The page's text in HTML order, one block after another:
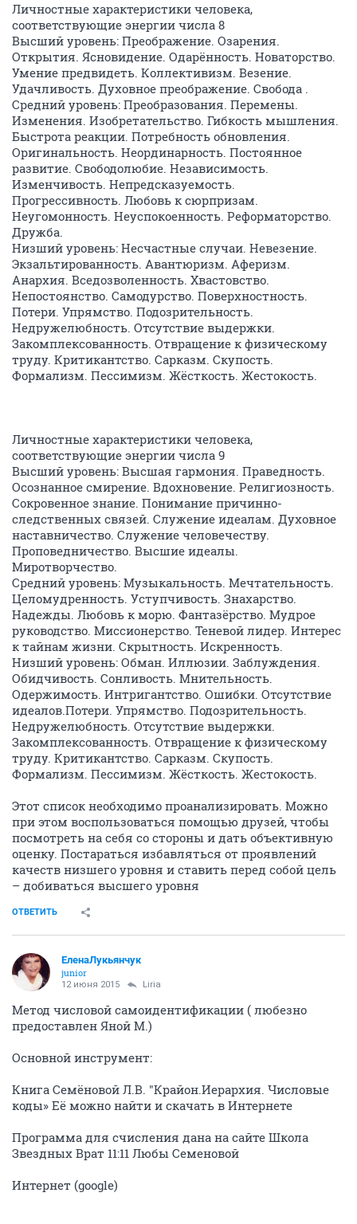
Личностные характеристики человека,
соответствующие энергии числа 8
Высший уровень: Преображение. Озарения.
Открытия. Ясновидение. Одарённость. Новаторство.
Умение предвидеть. Коллективизм. Везение.
Удачливость. Духовное преображение. Свобода .
Средний уровень: Преобразования. Перемены.
Изменения. Изобретательство. Гибкость мышления.
Быстрота реакции. Потребность обновления.
Оригинальность. Неординарность. Постоянное
развитие. Свободолюбие. Независимость.
Изменчивость. Непредсказуемость.
Прогрессивность. Любовь к сюрпризам.
Неугомонность. Неуспокоенность. Реформаторство.
Дружба.
Низший уровень: Несчастные случаи. Невезение.
Экзальтированность. Авантюризм. Аферизм.
Анархия. Вседозволенность. Хвастовство.
Непостоянство. Самодурство. Поверхностность.
Потери. Упрямство. Подозрительность.
Недружелюбность. Отсутствие выдержки.
Закомплексованность. Отвращение к физическому
труду. Критикантство. Сарказм. Скупость.
Формализм. Пессимизм. Жёсткость. Жестокость.
Личностные характеристики человека,
соответствующие энергии числа 9
Высший уровень: Высшая гармония. Праведность.
Осознанное смирение. Вдохновение. Религиозность.
Сокровенное знание. Понимание причинно-
следственных связей. Служение идеалам. Духовное
наставничество. Служение человечеству.
Проповедничество. Высшие идеалы.
Миротворчество.
Средний уровень: Музыкальность. Мечтательность.
Целомудренность. Уступчивость. Знахарство.
Надежды. Любовь к морю. Фантазёрство. Мудрое
руководство. Миссионерство. Теневой лидер. Интерес
к тайнам жизни. Скрытность. Искренность.
Низший уровень: Обман. Иллюзии. Заблуждения.
Обидчивость. Сонливость. Мнительность.
Одержимость. Интригантство. Ошибки. Отсутствие
идеалов.Потери. Упрямство. Подозрительность.
Недружелюбность. Отсутствие выдержки.
Закомплексованность. Отвращение к физическому
труду. Критикантство. Сарказм. Скупость.
Формализм. Пессимизм. Жёсткость. Жестокость.
Этот список необходимо проанализировать. Можно
при этом воспользоваться помощью друзей, чтобы
посмотреть на себя со стороны и дать объективную
оценку. Постараться избавляться от проявлений
качеств низшего уровня и ставить перед собой цель
– добиваться высшего уровня
ОТВЕТИТЬ
ЕленаЛукьянчук
junior
12 июня 2015 Liria
Метод числовой самоидентификации ( любезно
предоставлен Яной М.)
Основной инструмент:
Книга Семёновой Л.В. "Крайон.Иерархия. Числовые
коды» Её можно найти и скачать в Интернете
Программа для счисления дана на сайте Школа
Звездных Врат 11:11 Любы Семеновой
Интернет (google)